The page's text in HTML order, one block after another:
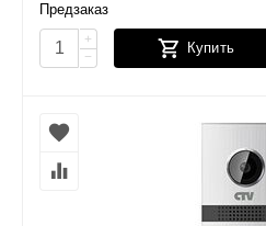
Предзаказ
+
−
Купить